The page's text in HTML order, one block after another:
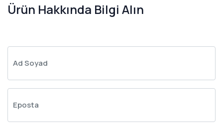
Ürün Hakkında Bilgi Alın